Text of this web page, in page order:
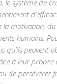
le système de
la motivation,
humains.
qu’ils peuvent
à leur propre
de persévérer